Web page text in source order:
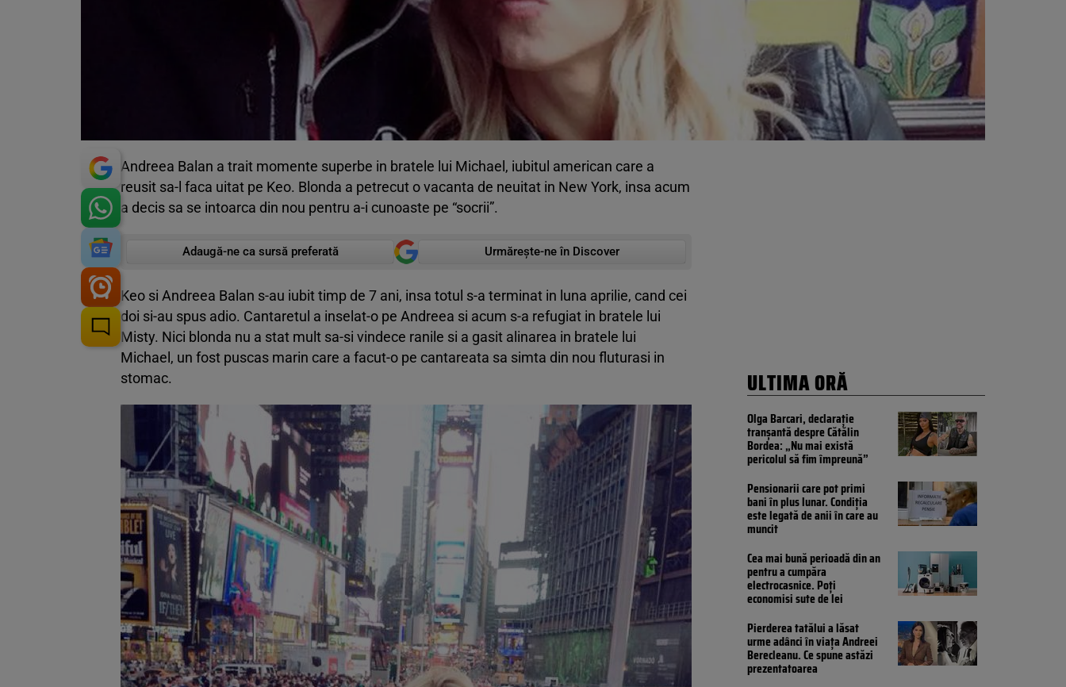
Andreea Balan a trait momente superbe in bratele lui Michael, iubitul american care a
reusit sa-l faca uitat pe Keo. Blonda a petrecut o vacanta de neuitat in New York, insa acum
a decis sa se intoarca din nou pentru a-i cunoaste pe “socrii”.
Adaugă-ne ca sursă preferată Urmărește-ne în Discover
Keo si Andreea Balan s-au iubit timp de 7 ani, insa totul s-a terminat in luna aprilie, cand cei
doi si-au spus adio. Cantaretul a inselat-o pe Andreea si acum s-a refugiat in bratele lui
Misty. Nici blonda nu a stat mult sa-si vindece ranile si a gasit alinarea in bratele lui
Michael, un fost puscas marin care a facut-o pe cantareata sa simta din nou fluturasi in
stomac.
ULTIMA ORĂ
Olga Barcari, declarație
tranșantă despre Cătălin
Bordea: „Nu mai există
pericolul să fim împreună”
Pensionarii care pot primi
bani în plus lunar. Condiția
este legată de anii în care au
muncit
Cea mai bună perioadă din an
pentru a cumpăra
electrocasnice. Poți
economisi sute de lei
Pierderea tatălui a lăsat
urme adânci în viața Andreei
Berecleanu. Ce spune astăzi
prezentatoarea